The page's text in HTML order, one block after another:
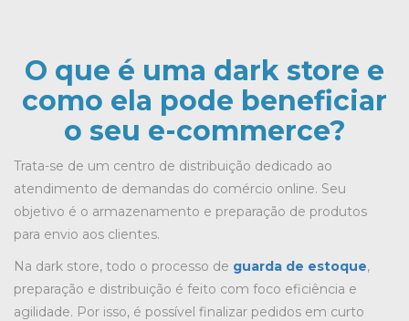
O que é uma dark store e
como ela pode beneficiar
o seu e-commerce?
Trata-se de um centro de distribuição dedicado ao
atendimento de demandas do comércio online. Seu
objetivo é o armazenamento e preparação de produtos
para envio aos clientes.
Na dark store, todo o processo de guarda de estoque,
preparação e distribuição é feito com foco eficiência e
agilidade. Por isso, é possível finalizar pedidos em curto